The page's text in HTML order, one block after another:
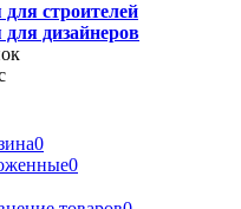
строителей
для дизайнеров
0
0